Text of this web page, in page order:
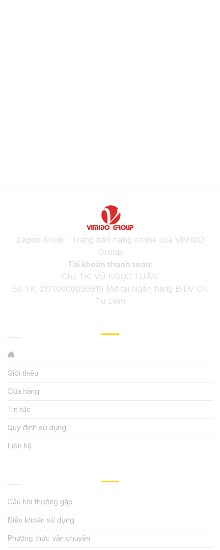
Zagido Shop - Trang bán hàng online của VIMIDO
Group
Tài khoản thanh toán:
Chủ TK: VŨ NGỌC TUÂN
Số TK: 21710000099919 Mở tại Ngân hàng BIDV CN
Từ Liêm
Giới thiệu
Cửa hàng
Tin tức
Quy định sử dụng
Liên hệ
Câu hỏi thường gặp
Điều khoản sử dụng
Phương thức vận chuyển